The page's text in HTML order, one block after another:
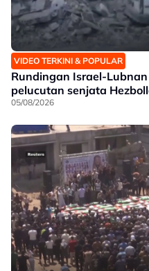
VIDEO TERKINI & POPULAR
Rundingan Israel-
pelucutan senjata
05/08/2026